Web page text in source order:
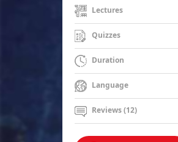
Lectures
Quizzes
Duration
Language
Reviews (12)